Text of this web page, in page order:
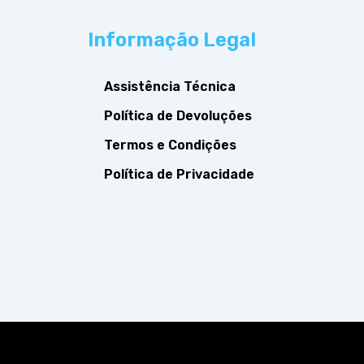
Informação Legal
Assistência Técnica
Política de Devoluções
Termos e Condições
Política de Privacidade